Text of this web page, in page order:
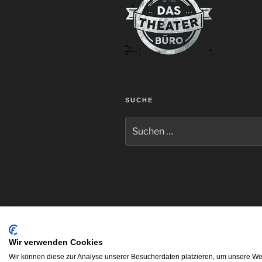
SUCHE
nach:
Wir verwenden Cookies
Wir können diese zur Analyse unserer Besucherdaten platzieren, um unsere